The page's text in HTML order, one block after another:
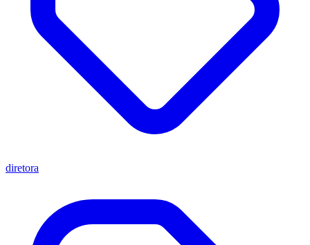
diretora